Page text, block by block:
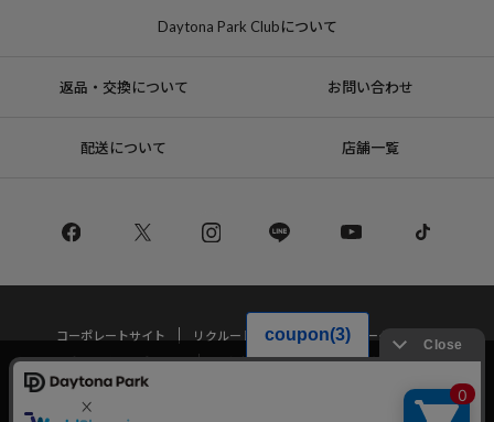
Daytona Park Clubについて
返品・交換について お問い合わせ
配送について 店舗一覧
コーポレートサイト リクルート
サステナブルマークについて
プライバシーポリシー
特定商取引法・古物営業法に基づく表記
当サイトでは利用体験の向上およびコンテンツの最適な提供、トラフィック
の分析を目的としてCookieを使用しています。